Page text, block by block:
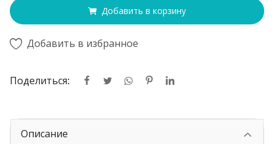
Добавить в корзину
Добавить в избранное
Поделиться:
Описание